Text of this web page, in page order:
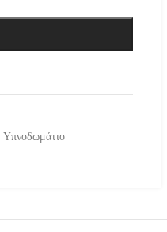
Υπνοδωμάτιο